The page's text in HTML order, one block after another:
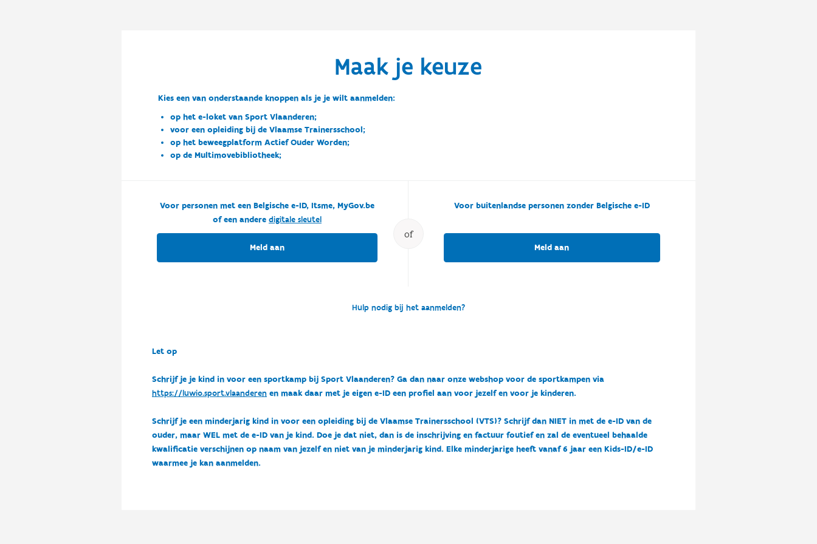
Maak je keuze
Kies een van onderstaande knoppen als je je wilt aanmelden:
op het e-loket van Sport Vlaanderen;
voor een opleiding bij de Vlaamse Trainersschool;
op het beweegplatform Actief Ouder Worden;
op de Multimovebibliotheek;
of
Voor personen met een Belgische e-ID, Itsme, MyGov.be
of een andere digitale sleutel
Meld aan
Voor buitenlandse personen zonder Belgische e-ID
Meld aan
Hulp nodig bij het aanmelden?
Let op
Schrijf je je kind in voor een sportkamp bij Sport Vlaanderen? Ga dan naar onze webshop voor de sportkampen via
https://luwio.sport.vlaanderenen maak daar met je eigen e-ID een profiel aan voor jezelf en voor je kinderen.
Schrijf je een minderjarig kind in voor een opleiding bij de Vlaamse Trainersschool (VTS)? Schrijf dan NIET in met de e-ID van de
ouder, maar WEL met de e-ID van je kind. Doe je dat niet, dan is de inschrijving en factuur foutief en zal de eventueel behaalde
kwalificatie verschijnen op naam van jezelf en niet van je minderjarig kind. Elke minderjarige heeft vanaf 6 jaar een Kids-ID/e-ID
waarmee je kan aanmelden.